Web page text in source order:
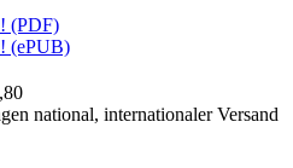
(PDF)
(ePUB)
national, internationaler Versand